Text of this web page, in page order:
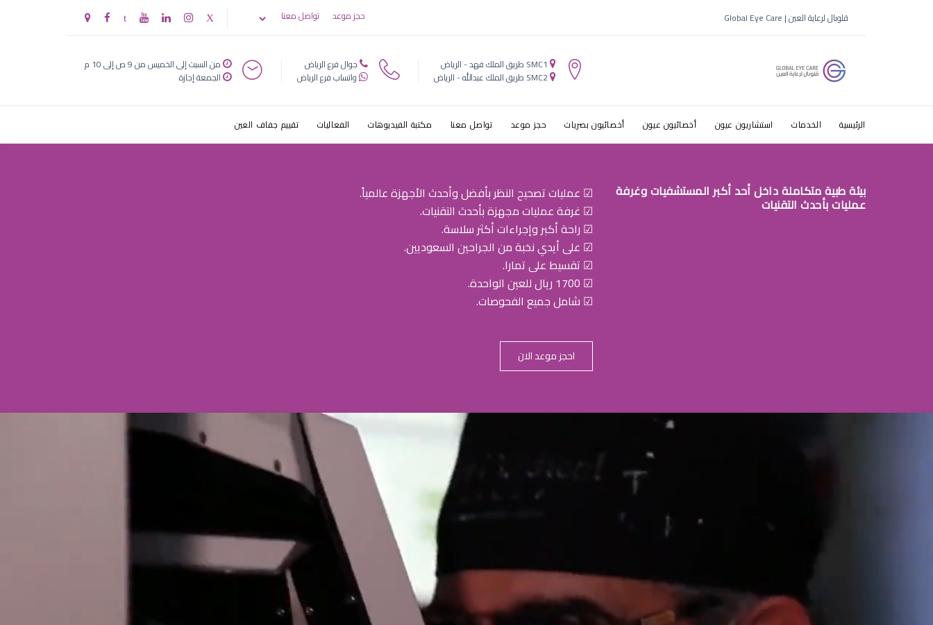
طبيب عيون رقيقة
قلوبال لرعاية العين | Global Eye Care حجز موعد تواصل معنا
SMC1 طريق الملك فهد - الرياض
SMC2 طريق الملك عبدالله - الرياض
جوال فرع الرياض
واتساب فرع الرياض
من السبت إلى الخميس من 9 ص إلى 10 م
الجمعة إجازة
الرئيسية الخدمات استشاريون عيون أخصائيون عيون أخصائيون بصريات حجز موعد تواصل معنا مكتبة الفيديوهات الفعاليات تقييم جفاف العين
بيئة طبية متكاملة داخل أحد أكبر المستشفيات وغرفة
عمليات بأحدث التقنيات
☑ عمليات تصحيح النظر بأفضل وأحدث الأجهزة عالمياً.
☑ غرفة عمليات مجهزة بأحدث التقنيات.
☑ راحة أكبر وإجراءات أكثر سلاسة.
☑ على أيدي نخبة من الجراحين السعوديين.
☑ تقسيط على تمارا.
☑ 1700 ريال للعين الواحدة.
☑ شامل جميع الفحوصات.
احجز موعد الان